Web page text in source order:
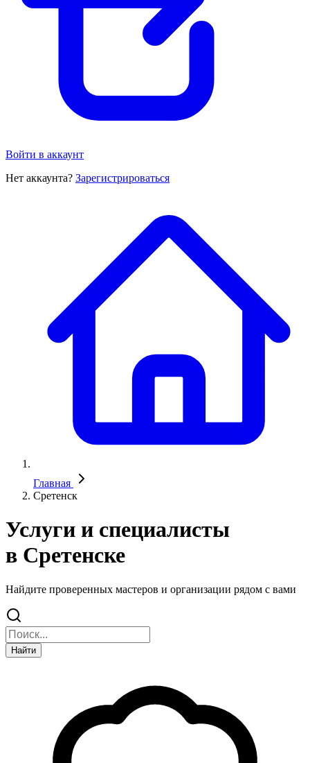
Войти в аккаунт
Нет аккаунта? Зарегистрироваться
Главная
Сретенск
Услуги и специалисты
в Сретенске
Найдите проверенных мастеров и организации рядом с вами
Найти